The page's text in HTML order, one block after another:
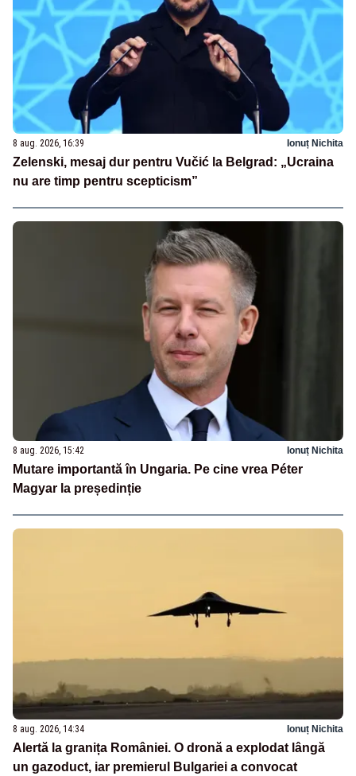
8 aug. 2026, 16:39 Ionuț Nichita
Zelenski, mesaj dur pentru Vučić la Belgrad: „Ucraina
nu are timp pentru scepticism”
8 aug. 2026, 15:42 Ionuț Nichita
Mutare importantă în Ungaria. Pe cine vrea Péter
Magyar la președinție
8 aug. 2026, 14:34 Ionuț Nichita
Alertă la granița României. O dronă a explodat lângă
un gazoduct, iar premierul Bulgariei a convocat